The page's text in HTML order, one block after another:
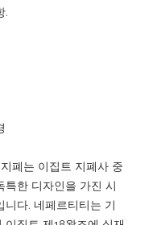
.
폐는 이집트 지폐사 중
특한 디자인을 가진 시
니다. 네페르티티는 기